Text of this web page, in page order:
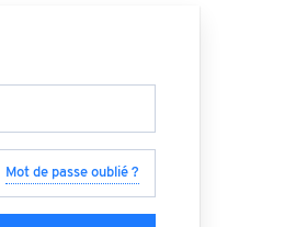
Mot de passe oublié ?